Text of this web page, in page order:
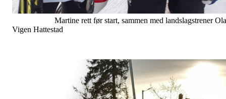
Martine rett før start, sammen med landslagstrener Ola
Vigen Hattestad